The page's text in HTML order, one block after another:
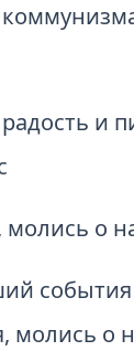
и
о
события
молись о